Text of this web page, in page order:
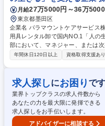
あります。個人目標はありますが
視。 募集職種 【西神戸】法人営業/福祉用具レンタル卸で国内NO.1「人の
生きる」を支える企業
月給27万5000円～36万
東京都墨田区
企業名 パラマウントケアサービス株式会社 求人名 【東京本
用具レンタル卸で国内NO.1「人の生きる」を
部において、マネジャー、または
材採用・育成・評価を実現し、事
知見をもとに新しい考え方、やり
の人員構成としては、様々な雇用
施策を考えながら、働きがいがあ
更の範囲：会社の定める業務の範囲 募集職種 【東京本社】人事/福祉用具
レンタル卸で国内NO.1「人の生き
年間休日120日以上 資格取得支援あり
求人探しにお困り で
業界トップクラスの求人件数から
あなたの力を最大限に発揮できる
求人探しをお手伝いします。
アドバイザーに相談する